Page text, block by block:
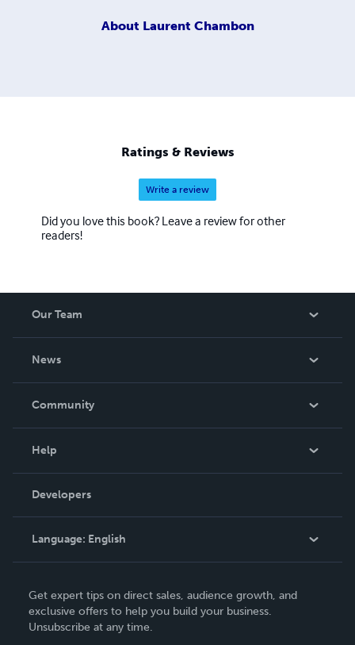
About Laurent Chambon
Ratings & Reviews
Write a review
Did you love this book? Leave a review for other
readers!
Our Team
News
In The News
Community
Podcast
Help
Order Lookup
Knowledge Base
Contact Support
Developers
Language: English
Deutsch
Français
Get expert tips on direct sales, audience growth, and
exclusive offers to help you build your business.
Unsubscribe at any time.